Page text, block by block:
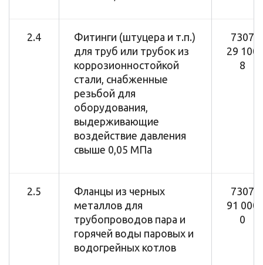
2.4
Фитинги (штуцера и т.п.)
для труб или трубок из
коррозионностойкой
стали, снабженные
резьбой для
оборудования,
выдерживающие
воздействие давления
свыше 0,05 МПа
7307
29 100
8
2.5
Фланцы из черных
металлов для
трубопроводов пара и
горячей воды паровых и
водогрейных котлов
7307
91 000
0